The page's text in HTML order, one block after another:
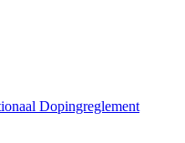
Dopingreglement